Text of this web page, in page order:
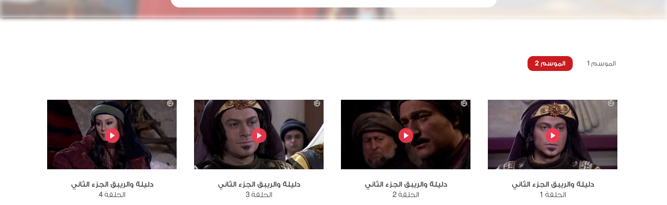
الموسم 1 الموسم 2
دليلة والريبق الجزء الثاني
الحلقة 1
دليلة والريبق الجزء الثاني
الحلقة 2
دليلة والريبق الجزء الثاني
الحلقة 3
دليلة والريبق الجزء الثاني
الحلقة 4